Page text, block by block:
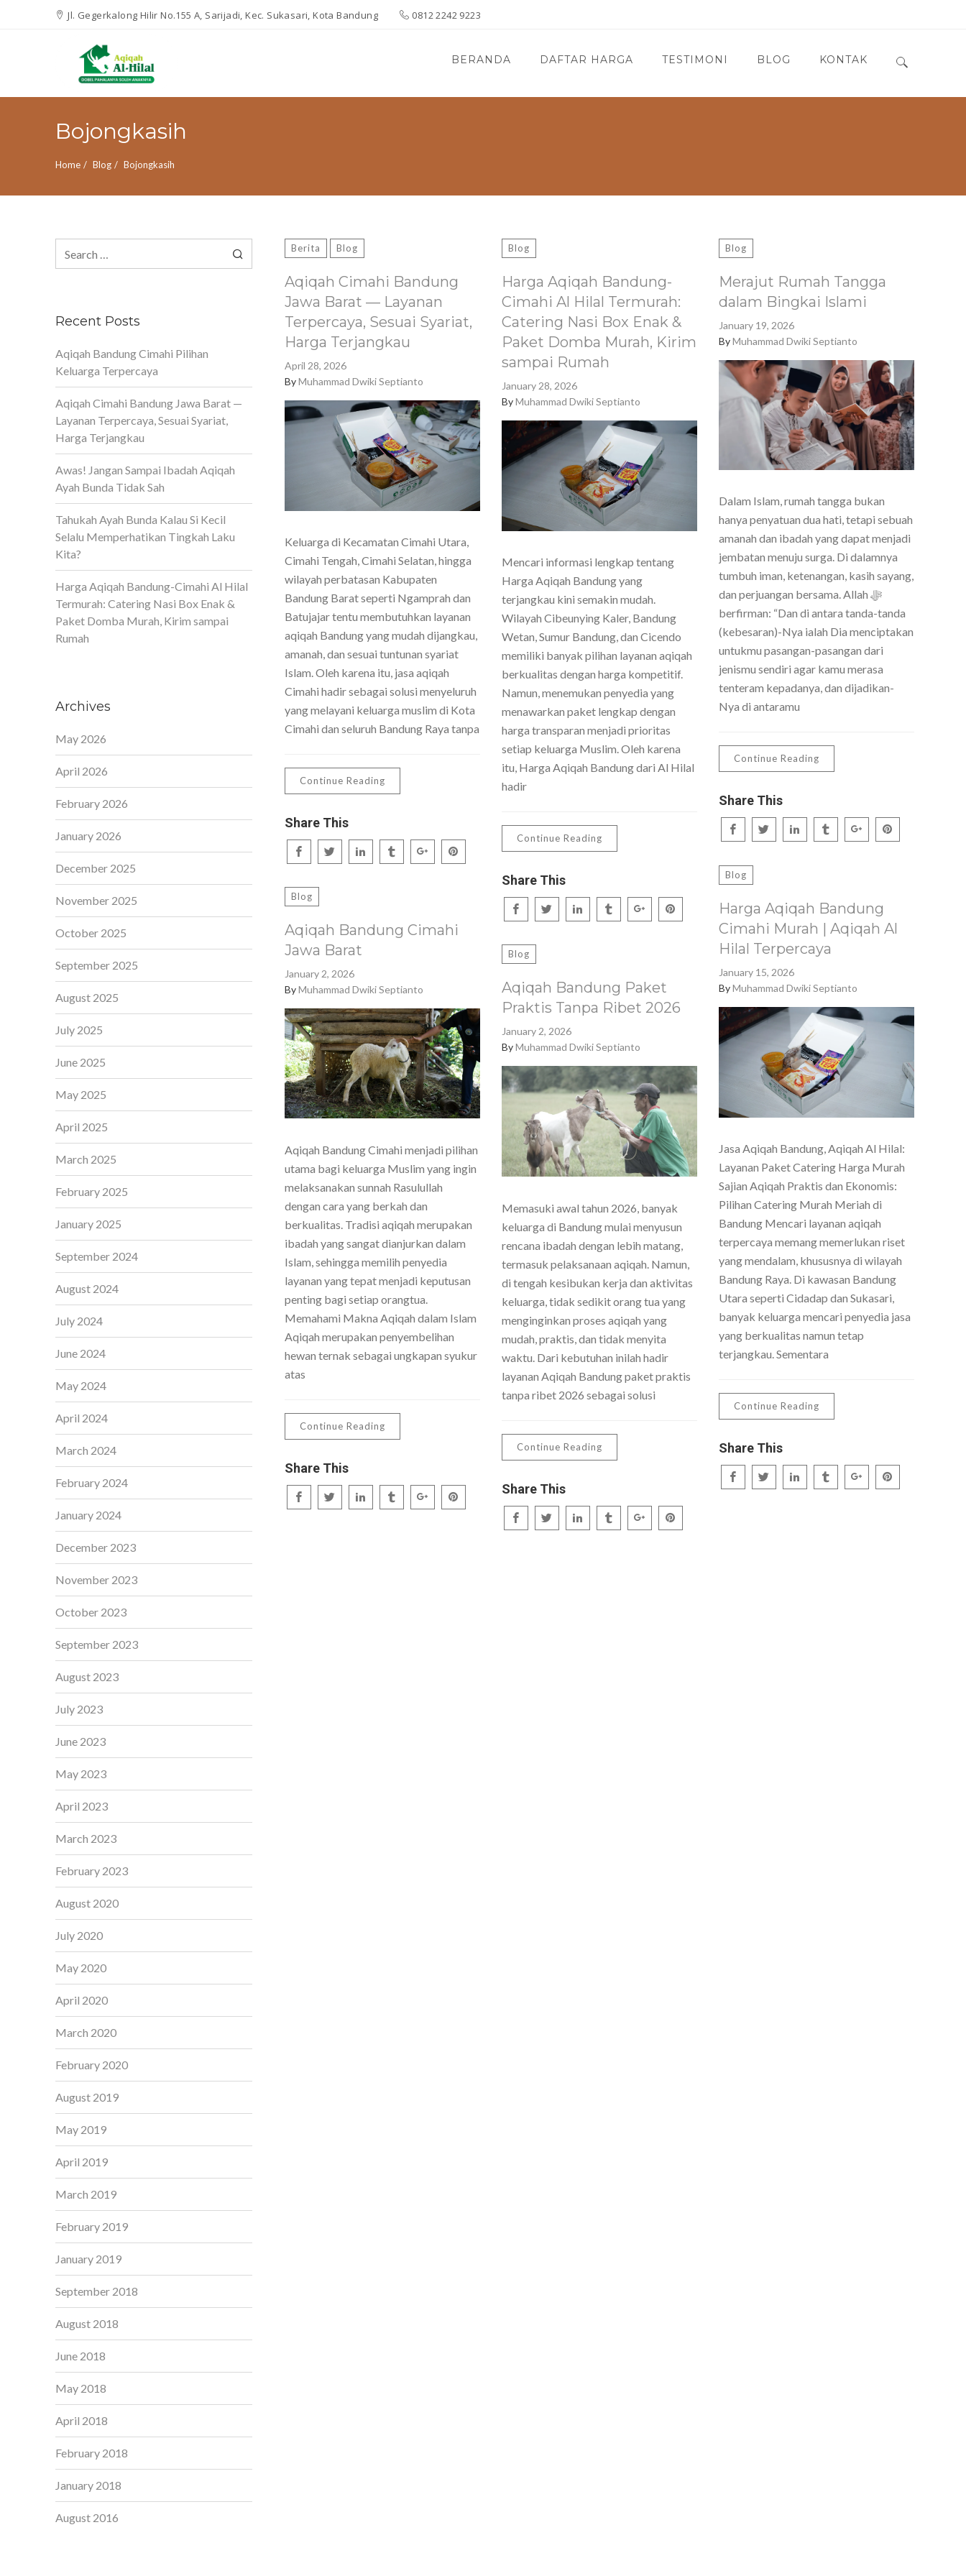
Jl. Gegerkalong Hilir No.155 A, Sarijadi, Kec. Sukasari, Kota Bandung 0812 2242 9223
BERANDA DAFTAR HARGA TESTIMONI BLOG KONTAK
Bojongkasih
Home Blog Bojongkasih
Berita Blog
Aqiqah Cimahi Bandung
Jawa Barat — Layanan
Terpercaya, Sesuai Syariat,
Harga Terjangkau
April 28, 2026
ByMuhammad Dwiki Septianto
Keluarga di Kecamatan Cimahi Utara,
Cimahi Tengah, Cimahi Selatan, hingga
wilayah perbatasan Kabupaten
Bandung Barat seperti Ngamprah dan
Batujajar tentu membutuhkan layanan
aqiqah Bandung yang mudah dijangkau,
amanah, dan sesuai tuntunan syariat
Islam. Oleh karena itu, jasa aqiqah
Cimahi hadir sebagai solusi menyeluruh
yang melayani keluarga muslim di Kota
Cimahi dan seluruh Bandung Raya tanpa
Continue Reading
Share This
Blog
Harga Aqiqah Bandung-
Cimahi Al Hilal Termurah:
Catering Nasi Box Enak &
Paket Domba Murah, Kirim
sampai Rumah
January 28, 2026
ByMuhammad Dwiki Septianto
Mencari informasi lengkap tentang
Harga Aqiqah Bandung yang
terjangkau kini semakin mudah.
Wilayah Cibeunying Kaler, Bandung
Wetan, Sumur Bandung, dan Cicendo
memiliki banyak pilihan layanan aqiqah
berkualitas dengan harga kompetitif.
Namun, menemukan penyedia yang
menawarkan paket lengkap dengan
harga transparan menjadi prioritas
setiap keluarga Muslim. Oleh karena
itu, Harga Aqiqah Bandung dari Al Hilal
hadir
Continue Reading
Share This
Blog
Merajut Rumah Tangga
dalam Bingkai Islami
January 19, 2026
ByMuhammad Dwiki Septianto
Dalam Islam, rumah tangga bukan
hanya penyatuan dua hati, tetapi sebuah
amanah dan ibadah yang dapat menjadi
jembatan menuju surga. Di dalamnya
tumbuh iman, ketenangan, kasih sayang,
dan perjuangan bersama. Allah ﷻ
berfirman: “Dan di antara tanda-tanda
(kebesaran)-Nya ialah Dia menciptakan
untukmu pasangan-pasangan dari
jenismu sendiri agar kamu merasa
tenteram kepadanya, dan dijadikan-
Nya di antaramu
Continue Reading
Share This
Blog
Harga Aqiqah Bandung
Cimahi Murah | Aqiqah Al
Hilal Terpercaya
January 15, 2026
ByMuhammad Dwiki Septianto
Jasa Aqiqah Bandung, Aqiqah Al Hilal:
Layanan Paket Catering Harga Murah
Sajian Aqiqah Praktis dan Ekonomis:
Pilihan Catering Murah Meriah di
Bandung Mencari layanan aqiqah
terpercaya memang memerlukan riset
yang mendalam, khususnya di wilayah
Bandung Raya. Di kawasan Bandung
Utara seperti Cidadap dan Sukasari,
banyak keluarga mencari penyedia jasa
yang berkualitas namun tetap
terjangkau. Sementara
Continue Reading
Share This
Blog
Aqiqah Bandung Cimahi
Jawa Barat
January 2, 2026
ByMuhammad Dwiki Septianto
Aqiqah Bandung Cimahi menjadi pilihan
utama bagi keluarga Muslim yang ingin
melaksanakan sunnah Rasulullah
dengan cara yang berkah dan
berkualitas. Tradisi aqiqah merupakan
ibadah yang sangat dianjurkan dalam
Islam, sehingga memilih penyedia
layanan yang tepat menjadi keputusan
penting bagi setiap orangtua.
Memahami Makna Aqiqah dalam Islam
Aqiqah merupakan penyembelihan
hewan ternak sebagai ungkapan syukur
atas
Continue Reading
Share This
Blog
Aqiqah Bandung Paket
Praktis Tanpa Ribet 2026
January 2, 2026
ByMuhammad Dwiki Septianto
Memasuki awal tahun 2026, banyak
keluarga di Bandung mulai menyusun
rencana ibadah dengan lebih matang,
termasuk pelaksanaan aqiqah. Namun,
di tengah kesibukan kerja dan aktivitas
keluarga, tidak sedikit orang tua yang
menginginkan proses aqiqah yang
mudah, praktis, dan tidak menyita
waktu. Dari kebutuhan inilah hadir
layanan Aqiqah Bandung paket praktis
tanpa ribet 2026 sebagai solusi
Continue Reading
Share This
for:
Recent Posts
Aqiqah Bandung Cimahi Pilihan
Keluarga Terpercaya
Aqiqah Cimahi Bandung Jawa Barat —
Layanan Terpercaya, Sesuai Syariat,
Harga Terjangkau
Awas! Jangan Sampai Ibadah Aqiqah
Ayah Bunda Tidak Sah
Tahukah Ayah Bunda Kalau Si Kecil
Selalu Memperhatikan Tingkah Laku
Kita?
Harga Aqiqah Bandung-Cimahi Al Hilal
Termurah: Catering Nasi Box Enak &
Paket Domba Murah, Kirim sampai
Rumah
Archives
May 2026
April 2026
February 2026
January 2026
December 2025
November 2025
October 2025
September 2025
August 2025
July 2025
June 2025
May 2025
April 2025
March 2025
February 2025
January 2025
September 2024
August 2024
July 2024
June 2024
May 2024
April 2024
March 2024
February 2024
January 2024
December 2023
November 2023
October 2023
September 2023
August 2023
July 2023
June 2023
May 2023
April 2023
March 2023
February 2023
August 2020
July 2020
May 2020
April 2020
March 2020
February 2020
August 2019
May 2019
April 2019
March 2019
February 2019
January 2019
September 2018
August 2018
June 2018
May 2018
April 2018
February 2018
January 2018
August 2016